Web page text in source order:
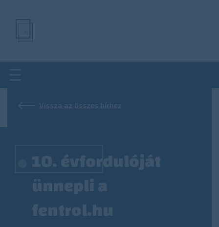
Vissza az összes hírhez
10. évfordulóját
ünnepli a
fentrol.hu